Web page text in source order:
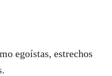
egoístas, estrechos